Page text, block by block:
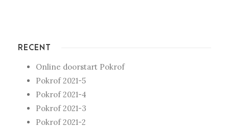
RECENT
Online doorstart Pokrof
Pokrof 2021-5
Pokrof 2021-4
Pokrof 2021-3
Pokrof 2021-2